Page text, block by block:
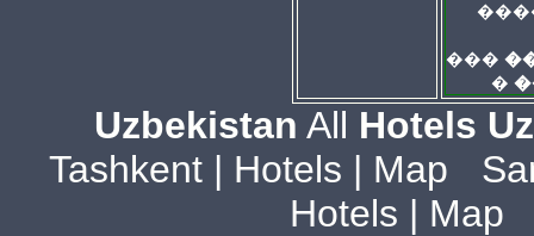
���
�
Uzbekistan All Hotels
Tashkent| Hotels | Map
Hotels | Map